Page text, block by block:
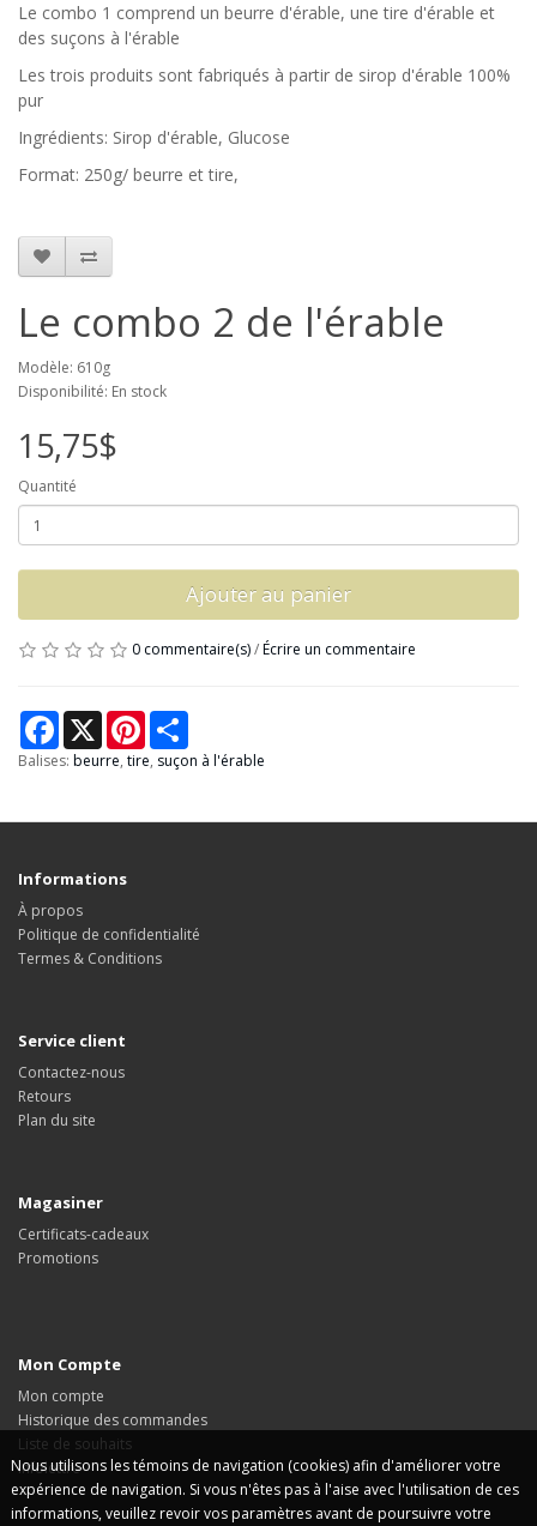
Le combo 1 comprend un beurre d'érable, une tire d'érable et
des suçons à l'érable
Les trois produits sont fabriqués à partir de sirop d'érable 100%
pur
Ingrédients: Sirop d'érable, Glucose
Format: 250g/ beurre et tire,
Le combo 2 de l'érable
Modèle: 610g
Disponibilité: En stock
15,75$
Quantité
Ajouter au panier
0 commentaire(s)/Écrire un commentaire
Facebook
X Pinterest
Balises: beurre, tire, suçon à l'érable
Informations
À propos
Politique de confidentialité
Termes & Conditions
Service client
Contactez-nous
Retours
Plan du site
Magasiner
Certificats-cadeaux
Promotions
Mon Compte
Mon compte
Historique des commandes
Liste de souhaits
Infolettre
Nous utilisons les témoins de navigation (cookies) afin d'améliorer votre
expérience de navigation. Si vous n'êtes pas à l'aise avec l'utilisation de ces
informations, veuillez revoir vos paramètres avant de poursuivre votre